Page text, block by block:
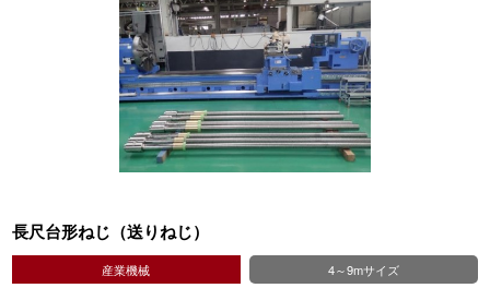
長尺台形ねじ（送りねじ）
産業機械
4～9mサイズ